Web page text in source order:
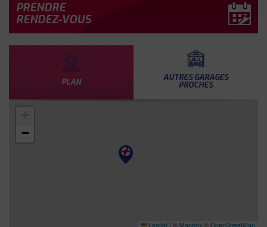
PLAN AUTRES GARAGES
PROCHES
−
Leaflet | © Mapbox © OpenStreetMap
PRENDRE
RENDEZ-VOUS